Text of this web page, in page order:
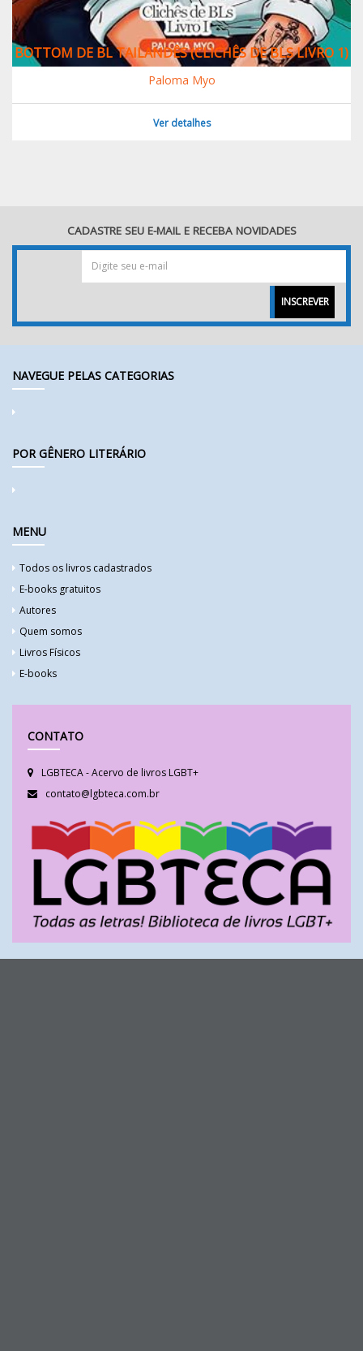
BOTTOM DE BL TAILANDÊS (CLICHÊS DE BLS LIVRO 1)
Paloma Myo
Ver detalhes
CADASTRE SEU E-MAIL E RECEBA NOVIDADES
INSCREVER
NAVEGUE PELAS CATEGORIAS
POR GÊNERO LITERÁRIO
MENU
Todos os livros cadastrados
E-books gratuitos
Autores
Quem somos
Livros Físicos
E-books
CONTATO
LGBTECA - Acervo de livros LGBT+
contato@lgbteca.com.br